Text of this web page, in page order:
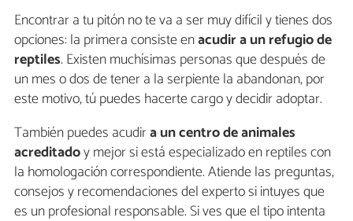
Encontrar a tu pitón no te va a ser muy difícil y tienes dos
opciones: la primera consiste enacudir a un refugio de
reptiles. Existen muchísimas personas que después de
un mes o dos de tener a la serpiente la abandonan, por
este motivo, tú puedes hacerte cargo y decidir adoptar.
También puedes acudira un centro de animales
acreditadoy mejor si está especializado en reptiles con
la homologación correspondiente. Atiende las preguntas,
consejos y recomendaciones del experto si intuyes que
es un profesional responsable. Si ves que el tipo intenta